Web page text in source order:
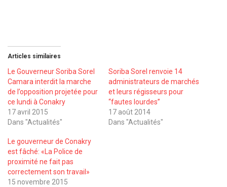
Articles similaires
Le Gouverneur Soriba Sorel
Camara interdit la marche
de l’opposition projetée pour
ce lundi à Conakry
17 avril 2015
Dans "Actualités"
Soriba Sorel renvoie 14
administrateurs de marchés
et leurs régisseurs pour
‘‘fautes lourdes’’
17 août 2014
Dans "Actualités"
Le gouverneur de Conakry
est fâché: «La Police de
proximité ne fait pas
correctement son travail»
15 novembre 2015